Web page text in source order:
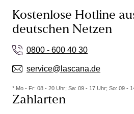
Kostenlose Hotline
deutschen Netzen
0800 - 600 40 30
service@lascana.de
* Mo - Fr: 08 - 20 Uhr; Sa: 09 - 17 Uhr; So: 09 -
Zahlarten